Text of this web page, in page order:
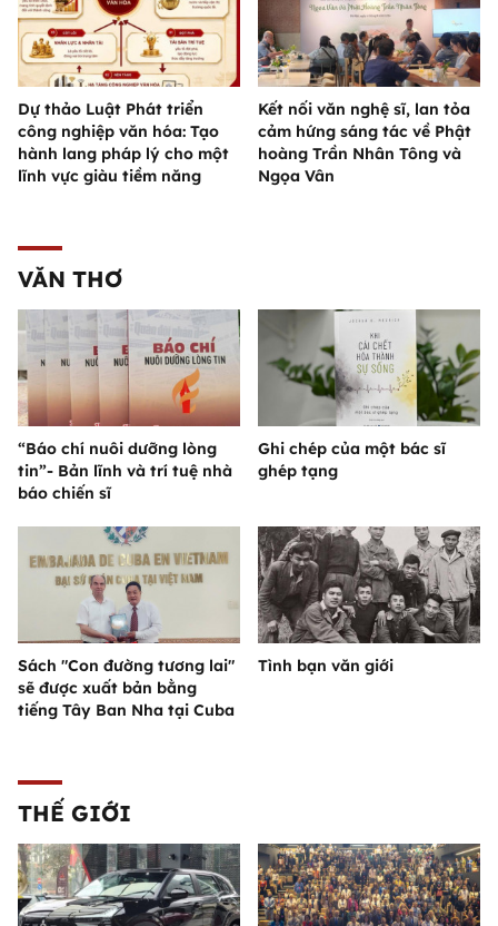
Dự thảo Luật Phát triển
công nghiệp văn hóa: Tạo
hành lang pháp lý cho một
lĩnh vực giàu tiềm năng
Kết nối văn nghệ sĩ, lan tỏa
cảm hứng sáng tác về Phật
hoàng Trần Nhân Tông và
Ngọa Vân
VĂN THƠ
“Báo chí nuôi dưỡng lòng
tin”- Bản lĩnh và trí tuệ nhà
báo chiến sĩ
Ghi chép của một bác sĩ
ghép tạng
Sách "Con đường tương lai"
sẽ được xuất bản bằng
tiếng Tây Ban Nha tại Cuba
Tình bạn văn giới
THẾ GIỚI